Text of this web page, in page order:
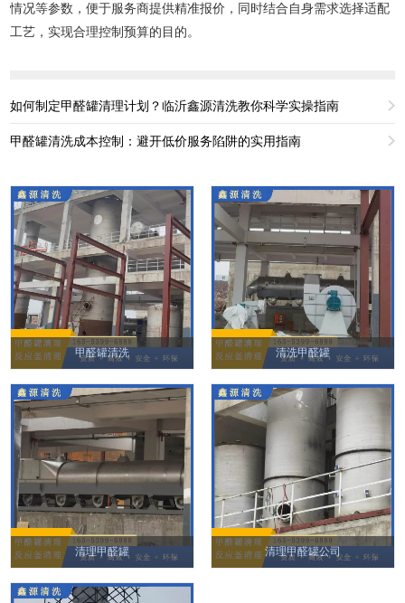
情况等参数，便于服务商提供精准报价，同时结合自身需求选择适配
工艺，实现合理控制预算的目的。
如何制定甲醛罐清理计划？临沂鑫源清洗教你科学实操指南
甲醛罐清洗成本控制：避开低价服务陷阱的实用指南
甲醛罐清洗 清洗甲醛罐
清理甲醛罐 清理甲醛罐公司